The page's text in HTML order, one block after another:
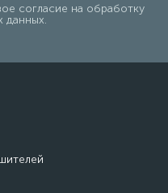
согласие на обработку
данных.